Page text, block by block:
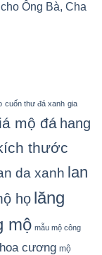
Ông Bà, Cha
cuốn thư đá xanh gia
mộ đá hang
thước
da xanh lan
họ lăng
mộ mẫu mộ công
cương mộ